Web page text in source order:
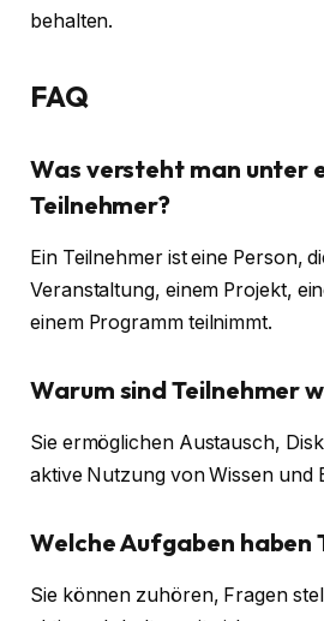
behalten.
FAQ
Was versteht man unter
Teilnehmer?
Ein Teilnehmer ist eine Person,
Veranstaltung, einem Projekt,
einem Programm teilnimmt.
Warum sind Teilnehmer
Sie ermöglichen Austausch,
aktive Nutzung von Wissen und
Welche Aufgaben haben
Sie können zuhören, Fragen